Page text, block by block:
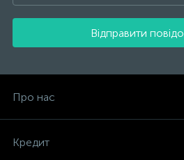
Відправити
Про нас
Кредит